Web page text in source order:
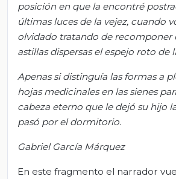
posición en que la encontré
últimas luces de la vejez, cuando
olvidado tratando de recomponer
astillas dispersas el espejo roto de
Apenas si distinguía las formas a
hojas medicinales en las sienes
cabeza eterno que le dejó su hijo
pasó por el dormitorio.
Gabriel García Márquez
En este fragmento el narrador